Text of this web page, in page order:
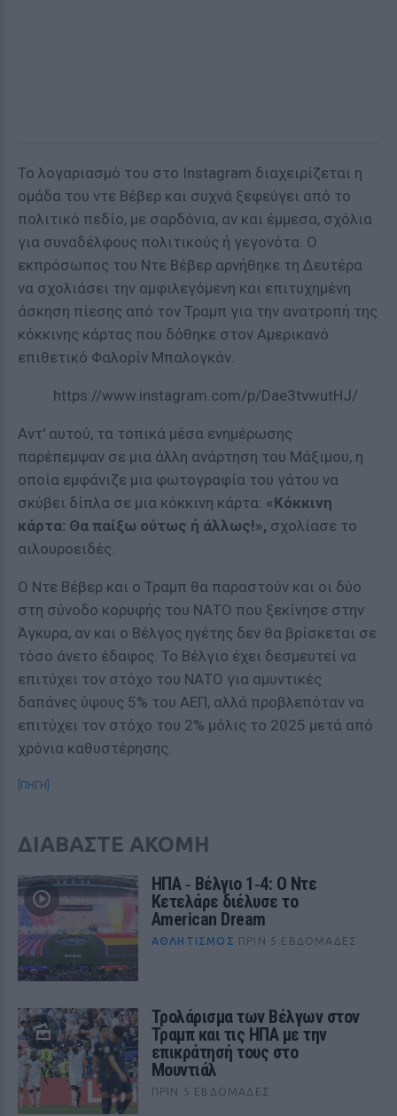
Το λογαριασμό του στο Instagram διαχειρίζεται η
ομάδα του ντε Βέβερ και συχνά ξεφεύγει από το
πολιτικό πεδίο, με σαρδόνια, αν και έμμεσα, σχόλια
για συναδέλφους πολιτικούς ή γεγονότα. Ο
εκπρόσωπος του Ντε Βέβερ αρνήθηκε τη Δευτέρα
να σχολιάσει την αμφιλεγόμενη και επιτυχημένη
άσκηση πίεσης από τον Τραμπ για την ανατροπή της
κόκκινης κάρτας που δόθηκε στον Αμερικανό
επιθετικό Φαλορίν Μπαλογκάν.
https://www.instagram.com/p/Dae3tvwutHJ/
Αντ' αυτού, τα τοπικά μέσα ενημέρωσης
παρέπεμψαν σε μια άλλη ανάρτηση του Μάξιμου, η
οποία εμφάνιζε μια φωτογραφία του γάτου να
σκύβει δίπλα σε μια κόκκινη κάρτα: «Κόκκινη
κάρτα: Θα παίξω ούτως ή άλλως!», σχολίασε το
αιλουροειδές.
Ο Ντε Βέβερ και ο Τραμπ θα παραστούν και οι δύο
στη σύνοδο κορυφής του ΝΑΤΟ που ξεκίνησε στην
Άγκυρα, αν και ο Βέλγος ηγέτης δεν θα βρίσκεται σε
τόσο άνετο έδαφος. Το Βέλγιο έχει δεσμευτεί να
επιτύχει τον στόχο του ΝΑΤΟ για αμυντικές
δαπάνες ύψους 5% του ΑΕΠ, αλλά προβλεπόταν να
επιτύχει τον στόχο του 2% μόλις το 2025 μετά από
χρόνια καθυστέρησης.
[ΠΗΓΗ]
ΔΙΑΒΑΣΤΕ ΑΚΟΜΗ
ΗΠΑ ‑ Βέλγιο 1‑4: Ο Ντε
Κετελάρε διέλυσε το
American Dream
ΑΘΛΗΤΙΣΜΌΣ ΠΡΙΝ 5 ΕΒΔΟΜΆΔΕΣ
Τρολάρισμα των Βέλγων στον
Τραμπ και τις ΗΠΑ με την
επικράτησή τους στο
Μουντιάλ
ΠΡΙΝ 5 ΕΒΔΟΜΆΔΕΣ